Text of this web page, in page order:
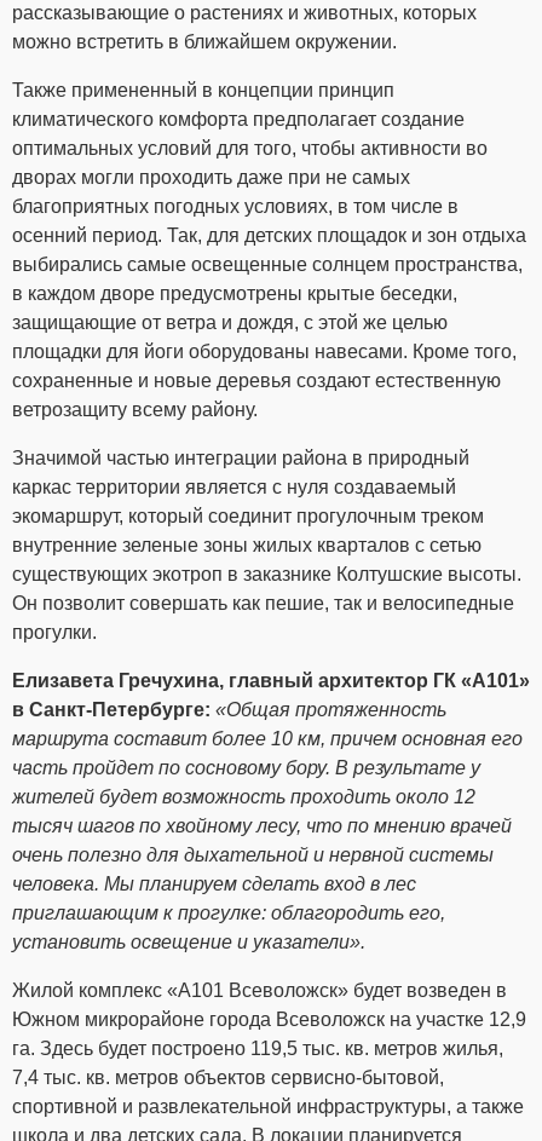
рассказывающие о растениях и животных, которых
можно встретить в ближайшем окружении.
Также примененный в концепции принцип
климатического комфорта предполагает создание
оптимальных условий для того, чтобы активности во
дворах могли проходить даже при не самых
благоприятных погодных условиях, в том числе в
осенний период. Так, для детских площадок и зон отдыха
выбирались самые освещенные солнцем пространства,
в каждом дворе предусмотрены крытые беседки,
защищающие от ветра и дождя, с этой же целью
площадки для йоги оборудованы навесами. Кроме того,
сохраненные и новые деревья создают естественную
ветрозащиту всему району.
Значимой частью интеграции района в природный
каркас территории является с нуля создаваемый
экомаршрут, который соединит прогулочным треком
внутренние зеленые зоны жилых кварталов с сетью
существующих экотроп в заказнике Колтушские высоты.
Он позволит совершать как пешие, так и велосипедные
прогулки.
Елизавета Гречухина, главный архитектор ГК «А101»
в Санкт-Петербурге: «Общая протяженность
маршрута составит более 10 км, причем основная его
часть пройдет по сосновому бору. В результате у
жителей будет возможность проходить около 12
тысяч шагов по хвойному лесу, что по мнению врачей
очень полезно для дыхательной и нервной системы
человека. Мы планируем сделать вход в лес
приглашающим к прогулке: облагородить его,
установить освещение и указатели».
Жилой комплекс «А101 Всеволожск» будет возведен в
Южном микрорайоне города Всеволожск на участке 12,9
га. Здесь будет построено 119,5 тыс. кв. метров жилья,
7,4 тыс. кв. метров объектов сервисно-бытовой,
спортивной и развлекательной инфраструктуры, а также
школа и два детских сада. В локации планируется